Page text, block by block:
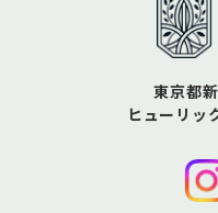
東京都
ヒューリッ